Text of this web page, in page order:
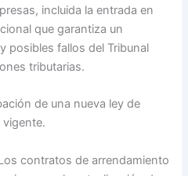
incluida la entrada en
que garantiza un
posibles fallos del Tribunal
tributarias.
de una nueva ley de
vigente.
contratos de arrendamiento